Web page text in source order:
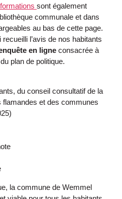
sont également
communale et dans
au bas de cette page.
l’avis de nos habitants
en ligne consacrée à
plan de politique.
du conseil consultatif de la
flamandes et des communes
la commune de Wemmel